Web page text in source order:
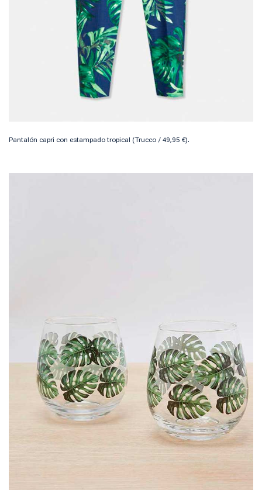
Pantalón capri con estampado tropical (Trucco / 49,95 €).